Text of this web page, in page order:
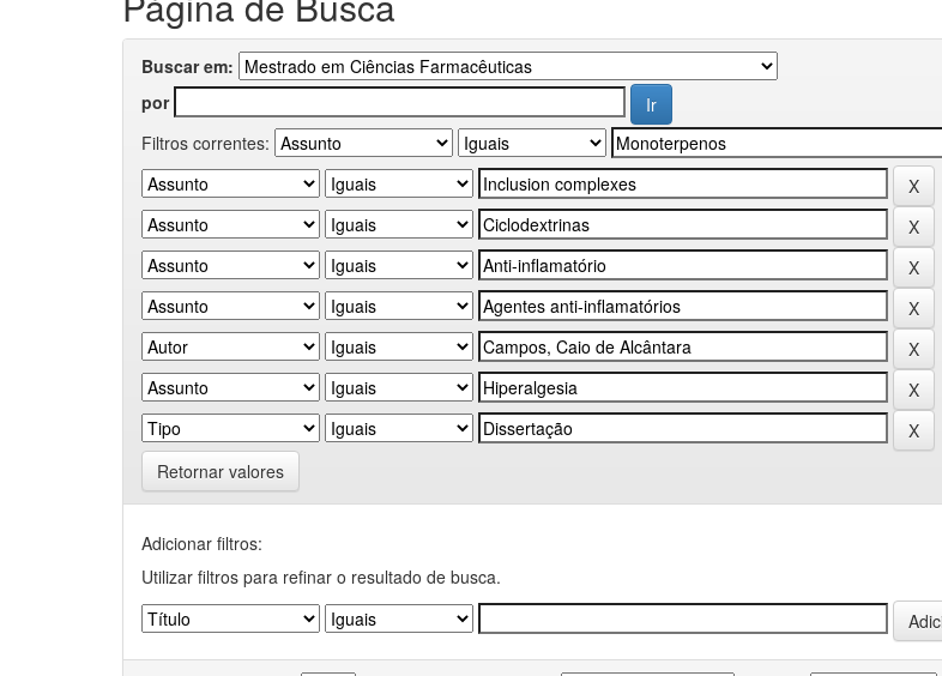
Buscar em:
por
Filtros correntes:
Retornar valores
Adicionar filtros:
Utilizar filtros para refinar o resultado de busca.